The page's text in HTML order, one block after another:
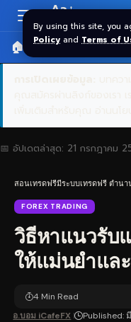
By using this site, you
Policy and Terms of
Resizer
Aa
🏠 หน้าแรก ราคาทอง
📅 อัปเดตล่าสุด: 21 กรกฎาคม
สอนเทรดฟรีมีระบบเทรดฟรี ตำนา
FOREX TRADING
วิธีหาแนวรับ
ให้แม่นยำแล
อ.บอม iCafeFX Published:
4 Min Read